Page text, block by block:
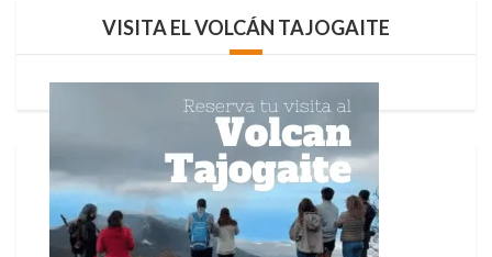
VISITA EL VOLCÁN TAJOGAITE